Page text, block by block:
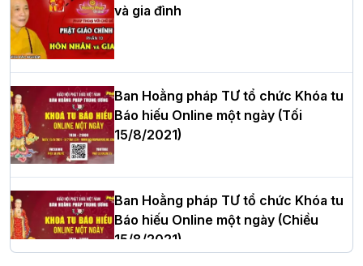
Hòa thượng Thích Quảng Tùng tái đắc
cử Trưởng BTS GHPGVN thành phố Hải
Phòng nhiệm kỳ 2026 – 2031
Thượng tọa Thích Tâm Chính được suy
cử tân Trưởng ban Trị sự GHPGVN tỉnh
Hà Nội: Tăng Ni Trường hạ Bồ Đề trang
và gia đình
Ban Hoằng pháp TƯ tổ chức Khóa tu
Báo hiếu Online một ngày (Tối
15/8/2021)
Ban Hoằng pháp TƯ tổ chức Khóa tu
Báo hiếu Online một ngày (Chiều
15/8/2021)